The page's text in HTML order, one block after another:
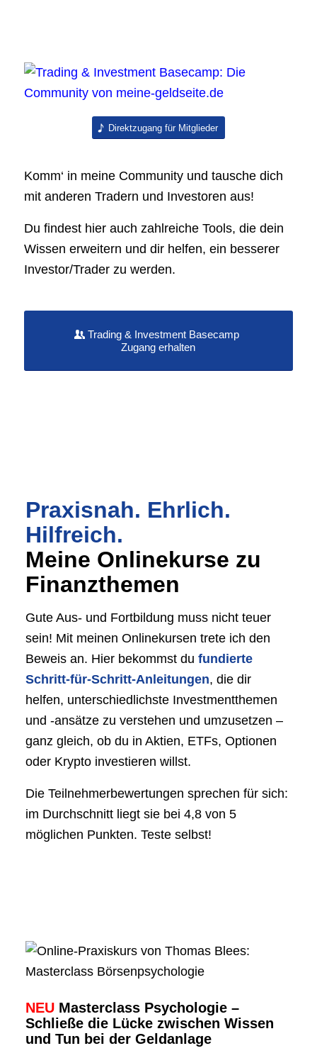
Direktzugang für Mitglieder
Komm‘ in meine Community und tausche dich
mit anderen Tradern und Investoren aus!
Du findest hier auch zahlreiche Tools, die dein
Wissen erweitern und dir helfen, ein besserer
Investor/Trader zu werden.
Trading & Investment Basecamp
Zugang erhalten
Praxisnah. Ehrlich.
Hilfreich.
Meine Onlinekurse zu
Finanzthemen
Gute Aus- und Fortbildung muss nicht teuer
sein! Mit meinen Onlinekursen trete ich den
Beweis an. Hier bekommst du fundierte
Schritt-für-Schritt-Anleitungen, die dir
helfen, unterschiedlichste Investmentthemen
und -ansätze zu verstehen und umzusetzen –
ganz gleich, ob du in Aktien, ETFs, Optionen
oder Krypto investieren willst.
Die Teilnehmerbewertungen sprechen für sich:
im Durchschnitt liegt sie bei 4,8 von 5
möglichen Punkten. Teste selbst!
NEUMasterclass Psychologie –
Schließe die Lücke zwischen Wissen
und Tun bei der Geldanlage